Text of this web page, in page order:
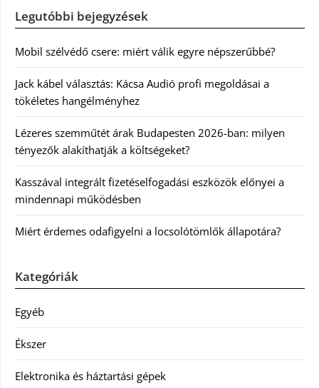
Legutóbbi bejegyzések
Mobil szélvédő csere: miért válik egyre népszerűbbé?
Jack kábel választás: Kácsa Audió profi megoldásai a
tökéletes hangélményhez
Lézeres szemműtét árak Budapesten 2026-ban: milyen
tényezők alakíthatják a költségeket?
Kasszával integrált fizetéselfogadási eszközök előnyei a
mindennapi működésben
Miért érdemes odafigyelni a locsolótömlők állapotára?
Kategóriák
Egyéb
Ékszer
Elektronika és háztartási gépek